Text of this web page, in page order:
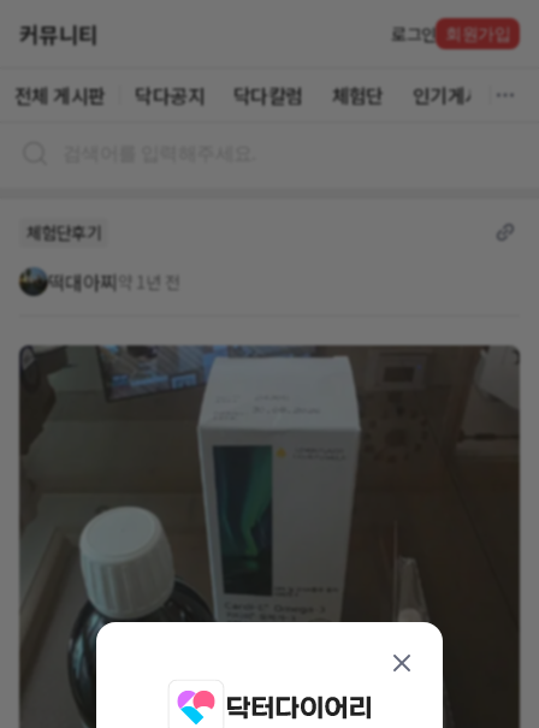
커뮤니티 로그인 회원가입
전체 게시판 닥다공지 닥다칼럼 체험단 인기게시글
체험단후기
떡대아찌 약 1년 전